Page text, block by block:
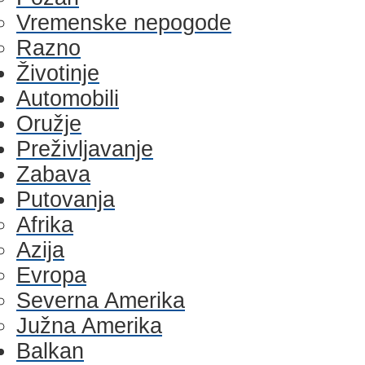
Vremenske nepogode
Razno
Životinje
Automobili
Oružje
Preživljavanje
Zabava
Putovanja
Afrika
Azija
Evropa
Severna Amerika
Južna Amerika
Balkan